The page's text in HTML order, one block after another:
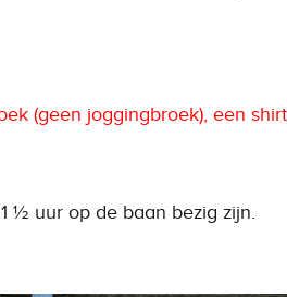
(geen joggingbroek), een
½ uur op de baan bezig zijn.